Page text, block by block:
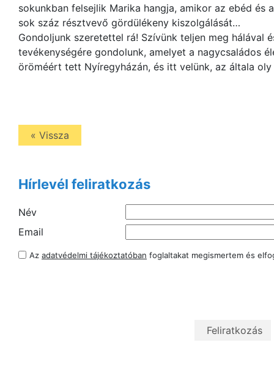
sokunkban felsejlik Marika hangja, amikor az ebéd és
sok száz résztvevő gördülékeny kiszolgálását…
Gondoljunk szeretettel rá! Szívünk teljen meg hálával
tevékenységére gondolunk, amelyet a nagycsaládos
öröméért tett Nyíregyházán, és itt velünk, az általa oly
« Vissza
Hírlevél feliratkozás
Név
Email
Az adatvédelmi tájékoztatóban foglaltakat megismertem és